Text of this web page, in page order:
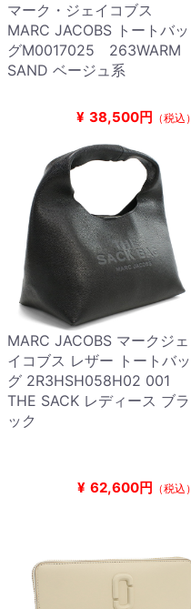
マーク・ジェイコブス
MARC JACOBS トートバッ
グM0017025 263WARM
SAND ベージュ系
¥ 38,500円 （税込）
MARC JACOBS マークジェ
イコブス レザー トートバッ
グ 2R3HSH058H02 001
THE SACK レディース ブラ
ック
¥ 62,600円 （税込）